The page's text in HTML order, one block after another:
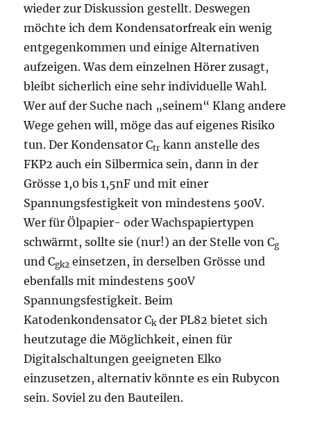
wieder zur Diskussion gestellt. Deswegen
möchte ich dem Kondensatorfreak ein wenig
entgegenkommen und einige Alternativen
aufzeigen. Was dem einzelnen Hörer zusagt,
bleibt sicherlich eine sehr individuelle Wahl.
Wer auf der Suche nach „seinem“ Klang andere
Wege gehen will, möge das auf eigenes Risiko
tun. Der Kondensator Ctr kann anstelle des
FKP2 auch ein Silbermica sein, dann in der
Grösse 1,0 bis 1,5nF und mit einer
Spannungsfestigkeit von mindestens 500V.
Wer für Ölpapier- oder Wachspapiertypen
schwärmt, sollte sie (nur!) an der Stelle von Cg
und Cgk2 einsetzen, in derselben Grösse und
ebenfalls mit mindestens 500V
Spannungsfestigkeit. Beim
Katodenkondensator Ckder PL82 bietet sich
heutzutage die Möglichkeit, einen für
Digitalschaltungen geeigneten Elko
einzusetzen, alternativ könnte es ein Rubycon
sein. Soviel zu den Bauteilen.